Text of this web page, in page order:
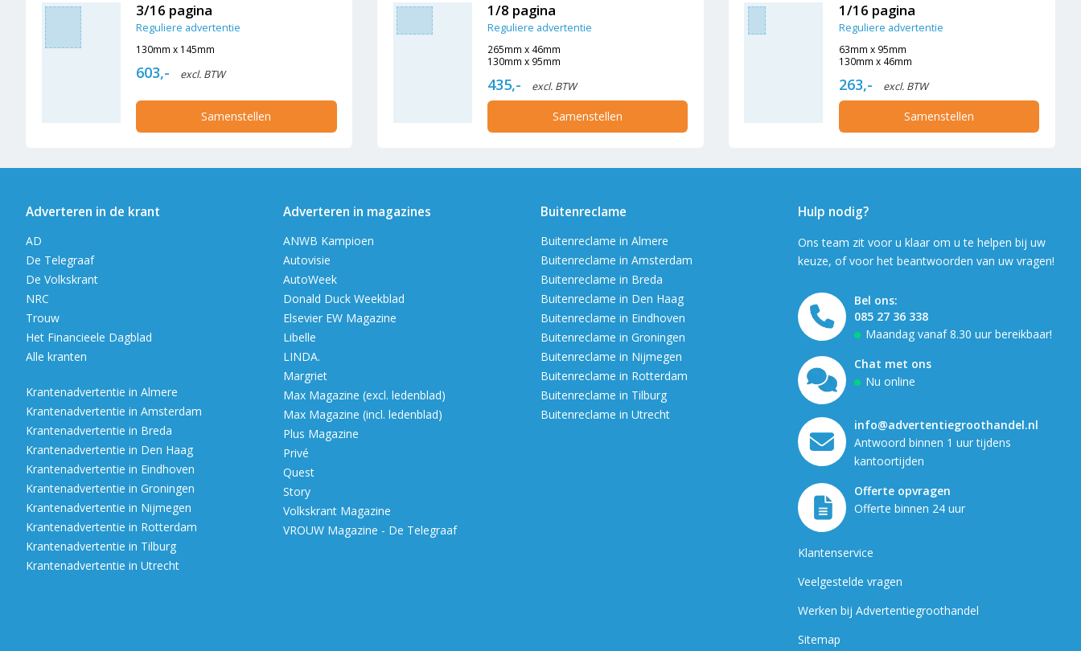
3/16 pagina
Reguliere advertentie
130mm x 145mm
603,- excl. BTW
Samenstellen
1/8 pagina
Reguliere advertentie
265mm x 46mm
130mm x 95mm
435,- excl. BTW
Samenstellen
1/16 pagina
Reguliere advertentie
63mm x 95mm
130mm x 46mm
263,- excl. BTW
Samenstellen
Adverteren in de krant
AD
De Telegraaf
De Volkskrant
NRC
Trouw
Het Financieele Dagblad
Alle kranten
Krantenadvertentie in Almere
Krantenadvertentie in Amsterdam
Krantenadvertentie in Breda
Krantenadvertentie in Den Haag
Krantenadvertentie in Eindhoven
Krantenadvertentie in Groningen
Krantenadvertentie in Nijmegen
Krantenadvertentie in Rotterdam
Krantenadvertentie in Tilburg
Krantenadvertentie in Utrecht
Adverteren in magazines
ANWB Kampioen
Autovisie
AutoWeek
Donald Duck Weekblad
Elsevier EW Magazine
Libelle
LINDA.
Margriet
Max Magazine (excl. ledenblad)
Max Magazine (incl. ledenblad)
Plus Magazine
Privé
Quest
Story
Volkskrant Magazine
VROUW Magazine - De Telegraaf
Buitenreclame
Buitenreclame in Almere
Buitenreclame in Amsterdam
Buitenreclame in Breda
Buitenreclame in Den Haag
Buitenreclame in Eindhoven
Buitenreclame in Groningen
Buitenreclame in Nijmegen
Buitenreclame in Rotterdam
Buitenreclame in Tilburg
Buitenreclame in Utrecht
Hulp nodig?
Ons team zit voor u klaar om u te helpen bij uw
keuze, of voor het beantwoorden van uw vragen!
Bel ons:
085 27 36 338
Maandag vanaf 8.30 uur bereikbaar!
Chat met ons
Nu online
info@advertentiegroothandel.nl
Antwoord binnen 1 uur tijdens
kantoortijden
Offerte opvragen
Offerte binnen 24 uur
Klantenservice
Veelgestelde vragen
Werken bij Advertentiegroothandel
Sitemap